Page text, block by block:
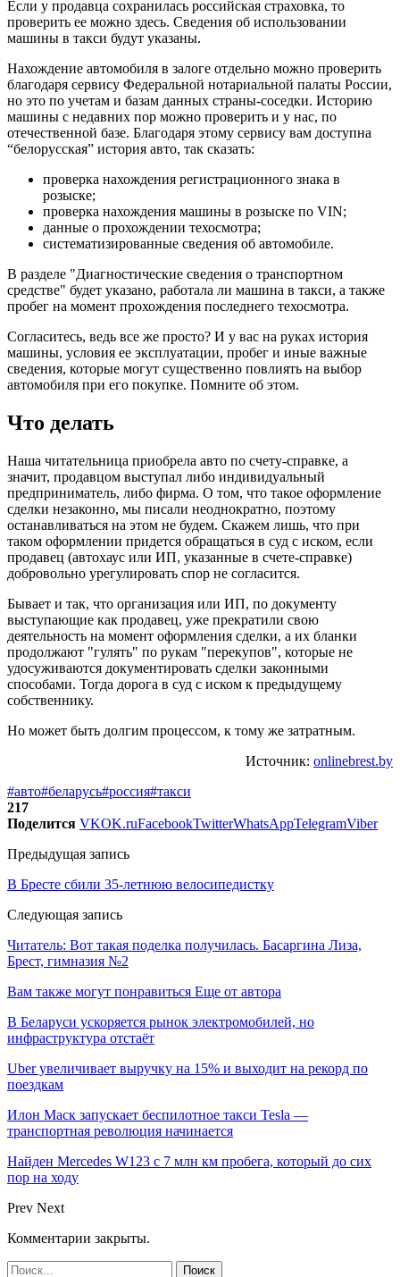
Если у продавца сохранилась российская страховка, то
проверить ее можно здесь. Сведения об использовании
машины в такси будут указаны.
Нахождение автомобиля в залоге отдельно можно проверить
благодаря сервису Федеральной нотариальной палаты России,
но это по учетам и базам данных страны-соседки. Историю
машины с недавних пор можно проверить и у нас, по
отечественной базе. Благодаря этому сервису вам доступна
“белорусская” история авто, так сказать:
проверка нахождения регистрационного знака в
розыске;
проверка нахождения машины в розыске по VIN;
данные о прохождении техосмотра;
систематизированные сведения об автомобиле.
В разделе "Диагностические сведения о транспортном
средстве" будет указано, работала ли машина в такси, а также
пробег на момент прохождения последнего техосмотра.
Согласитесь, ведь все же просто? И у вас на руках история
машины, условия ее эксплуатации, пробег и иные важные
сведения, которые могут существенно повлиять на выбор
автомобиля при его покупке. Помните об этом.
Что делать
Наша читательница приобрела авто по счету-справке, а
значит, продавцом выступал либо индивидуальный
предприниматель, либо фирма. О том, что такое оформление
сделки незаконно, мы писали неоднократно, поэтому
останавливаться на этом не будем. Скажем лишь, что при
таком оформлении придется обращаться в суд с иском, если
продавец (автохаус или ИП, указанные в счете-справке)
добровольно урегулировать спор не согласится.
Бывает и так, что организация или ИП, по документу
выступающие как продавец, уже прекратили свою
деятельность на момент оформления сделки, а их бланки
продолжают "гулять" по рукам "перекупов", которые не
удосуживаются документировать сделки законными
способами. Тогда дорога в суд с иском к предыдущему
собственнику.
Но может быть долгим процессом, к тому же затратным.
Источник: onlinebrest.by
#авто#беларусь#россия#такси
217
Поделится VKOK.ruFacebookTwitterWhatsAppTelegramViber
Предыдущая запись
В Бресте сбили 35-летнюю велосипедистку
Следующая запись
Читатель: Вот такая поделка получилась. Басаргина Лиза,
Брест, гимназия №2
Вам также могут понравиться Еще от автора
В Беларуси ускоряется рынок электромобилей, но
инфраструктура отстаёт
Uber увеличивает выручку на 15% и выходит на рекорд по
поездкам
Илон Маск запускает беспилотное такси Tesla —
транспортная революция начинается
Найден Mercedes W123 с 7 млн км пробега, который до сих
пор на ходу
Prev Next
Комментарии закрыты.